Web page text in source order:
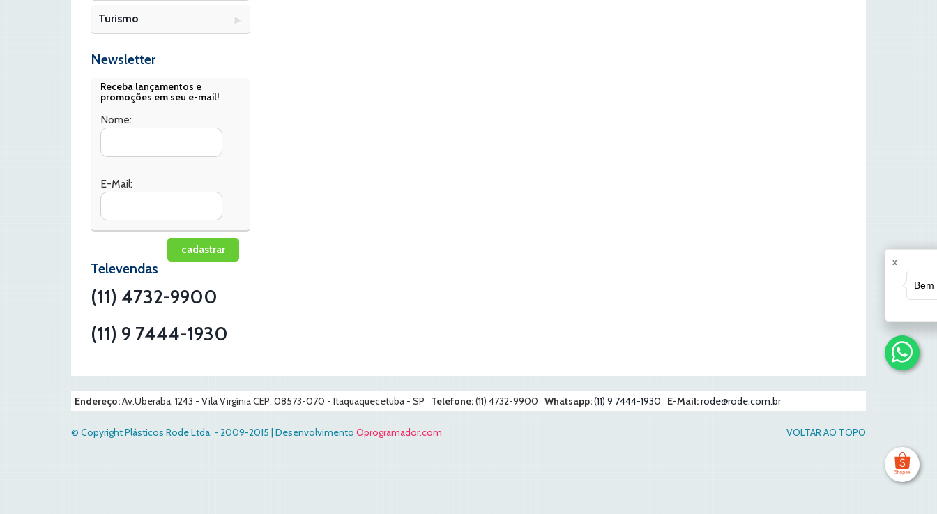
Turismo
Newsletter
Receba lançamentos e
promoções em seu e-mail!
Nome:
E-Mail:
Televendas
(11) 4732-9900
(11) 9 7444-1930
Endereço:Av.Uberaba, 1243 - Vila Virgínia CEP: 08573-070 - Itaquaquecetuba - SP Telefone:(11) 4732-9900 Whatsapp:(11) 9 7444-1930 E-Mail:rode@rode.com.br
© Copyright Plásticos Rode Ltda. - 2009-2015 | Desenvolvimento Oprogramador.com VOLTAR AO TOPO
x